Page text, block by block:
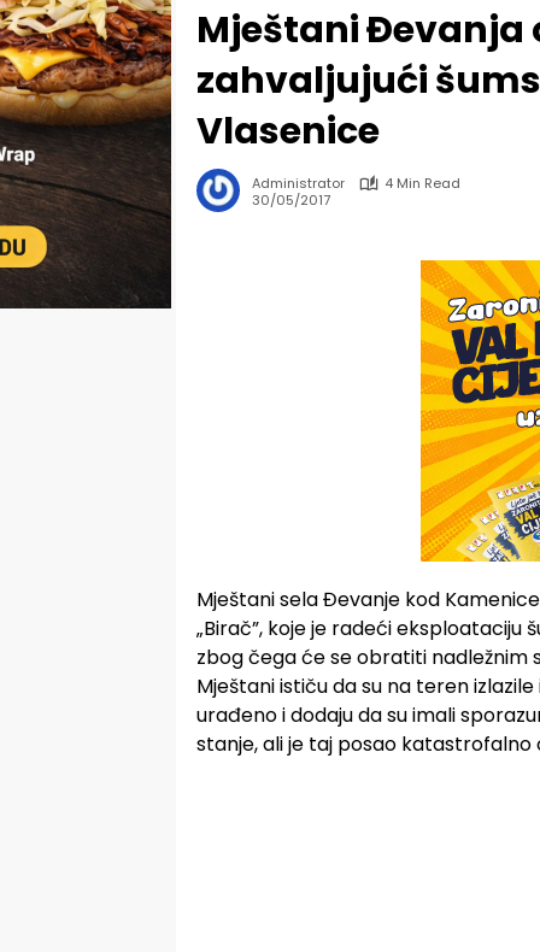
Mještani Đevanja
zahvaljujući
Vlasenice
Administrator
4 Min Read
30/05/2017
Mještani sela Đevanje kod
„Birač”, koje je radeći eksploataciju
zbog čega će se obratiti nadležnim
Mještani ističu da su na teren
urađeno i dodaju da su imali
stanje, ali je taj posao katastrofalno